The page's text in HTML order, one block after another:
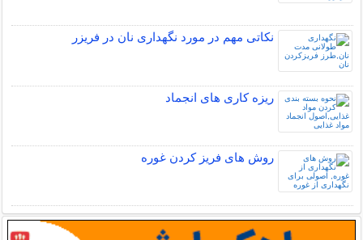
نکاتی مهم در مورد نگهداری نان در فریزر
ریزه کاری های انجماد
روش های فریز کردن غوره